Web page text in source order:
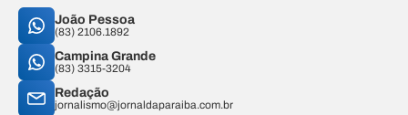
João Pessoa
(83) 2106.1892
Campina Grande
(83) 3315-3204
Redação
jornalismo@jornaldaparaiba.com.br